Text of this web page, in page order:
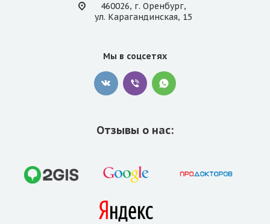
460026, г. Оренбург,
ул. Карагандинская, 15
Мы в соцсетях
Отзывы о нас: